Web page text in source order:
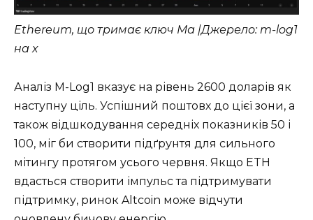
Ethereum, що тримає ключ Ма |Джерело: m-log1
на x
Аналіз M-Log1 вказує на рівень 2600 доларів як
наступну ціль. Успішний поштовх до цієї зони, а
також відшкодування середніх показників 50 і
100, міг би створити підґрунтя для сильного
мітингу протягом усього червня. Якщо ETH
вдасться створити імпульс та підтримувати
підтримку, ринок Altcoin може відчути